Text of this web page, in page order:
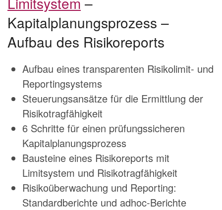
Kapitalplanungsprozess –
Aufbau des Risikoreports
Aufbau eines transparenten Risikolimit- und
Reportingsystems
Steuerungsansätze für die Ermittlung der
Risikotragfähigkeit
6 Schritte für einen prüfungssicheren
Kapitalplanungsprozess
Bausteine eines Risikoreports mit
Limitsystem und Risikotragfähigkeit
Risikoüberwachung und Reporting:
Standardberichte und adhoc-Berichte